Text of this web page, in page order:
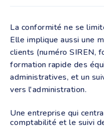
La conformité ne se
Elle implique aussi une
clients (numéro SIREN,
formation rapide des
administratives, et un
vers l'administration.
Une entreprise qui
comptabilité et le suivi